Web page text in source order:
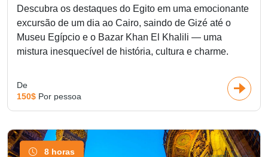
Descubra os destaques do Egito em uma emocionante
excursão de um dia ao Cairo, saindo de Gizé até o
Museu Egípcio e o Bazar Khan El Khalili — uma
mistura inesquecível de história, cultura e charme.
De
150$ Por pessoa
8 horas